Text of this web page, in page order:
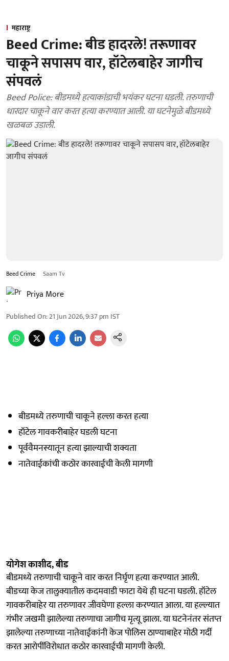
महाराष्ट्र
Beed Crime: बीड हादरले! तरूणावर
चाकूने सपासप वार, हॉटेलबाहेर जागीच
संपवलं
Beed Police: बीडमध्ये हत्याकांडाची भयंकर घटना घडली. तरुणाची
धारदार चाकूने वार करत हत्या करण्यात आली. या घटनेमुळे बीडमध्ये
खळबळ उडाली.
Beed Crime Saam Tv
Priya More
Published On:21 Jun 2026, 9:37 pm IST
बीडमध्ये तरुणाची चाकूने हल्ला करत हत्या
हॉटेल गावकरीबाहेर घडली घटना
पूर्ववैमनस्यातून हत्या झाल्याची शक्यता
नातेवाईकांची कठोर कारवाईची केली मागणी
योगेश काशीद, बीड
बीडमध्ये तरुणाची चाकूने वार करत निर्घृण हत्या करण्यात आली.
बीडच्या केज तालुक्यातील कदमवाडी फाटा येथे ही घटना घडली. हॉटेल
गावकरीबाहेर या तरुणावर जीवघेणा हल्ला करण्यात आला. या हल्ल्यात
गंभीर जखमी झालेल्या तरुणाचा जागीच मृत्यू झाला. या घटनेनंतर संतप्त
झालेल्या तरुणाच्या नातेवाईकांनी केज पोलिस ठाण्याबाहेर मोठी गर्दी
करत आरोपींविरोधात कठोर कारवाईची मागणी केली.